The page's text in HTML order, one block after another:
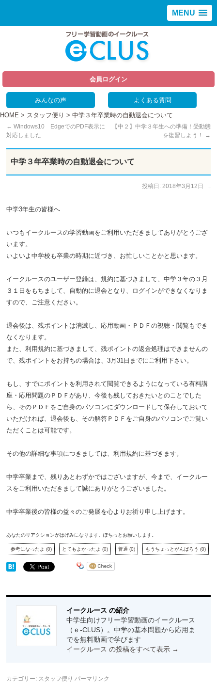
MENU
会員ログイン
みんなの声 よくある質問
HOME > スタッフ便り > 中学３年卒業時の自動退会について
← Windows10 EdgeでのPDF表示に
対応しました
【中２】中学３年生への準備！受動態
を復習しよう！
→
中学３年卒業時の自動退会について
投稿日: 2018年3月12日
中学3年生の皆様へ
いつもイークルースの学習動画をご利用いただきましてありがとうござ
います。
いよいよ中学校も卒業の時期に近づき、お忙しいことかと思います。
イークルースのユーザー登録は、規約に基づきまして、中学３年の３月
３１日をもちまして、自動的に退会となり、ログインができなくなりま
すので、ご注意ください。
退会後は、残ポイントは消滅し、応用動画・ＰＤＦの視聴・閲覧もでき
なくなります。
また、利用規約に基づきまして、残ポイントの返金処理はできませんの
で、残ポイントをお持ちの場合は、3月31日までにご利用下さい。
もし、すでにポイントを利用されて閲覧できるようになっている有料講
座・応用問題のＰＤＦがあり、今後も残しておきたいとのことでした
ら、そのＰＤＦをご自身のパソコンにダウンロードして保存しておいて
いただければ、退会後も、その解答ＰＤＦをご自身のパソコンでご覧い
ただくことは可能です。
その他の詳細な事項につきましては、利用規約に基づきます。
中学卒業まで、残りあとわずかではございますが、今まで、イークルー
スをご利用いただきまして誠にありがとうございました。
中学卒業後の皆様の益々のご発展を心よりお祈り申し上げます。
あなたのリアクションがはげみになります。ぽちっとお願いします。
参考になったよ(0) とてもよかったよ(0) 普通(0) もうちょっとがんばろう(0)
イークルース の紹介
中学生向けフリー学習動画のイークルース
（ｅ-CLUS）。中学の基本問題から応用ま
でを無料動画で学びます
イークルース の投稿をすべて表示 →
カテゴリー: スタッフ便り パーマリンク